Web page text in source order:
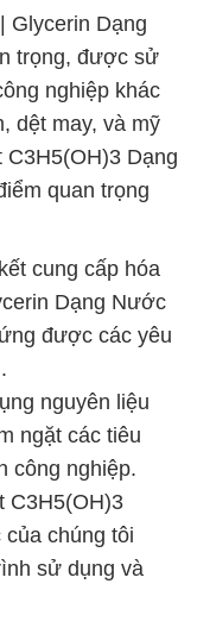
Glycerin Dạng
trọng, được sử
nghiệp khác
dệt may, và mỹ
C3H5(OH)3 Dạng
quan trọng
cung cấp hóa
Dạng Nước
được các yêu
nguyên liệu
ngặt các tiêu
công nghiệp.
C3H5(OH)3
chúng tôi
sử dụng và